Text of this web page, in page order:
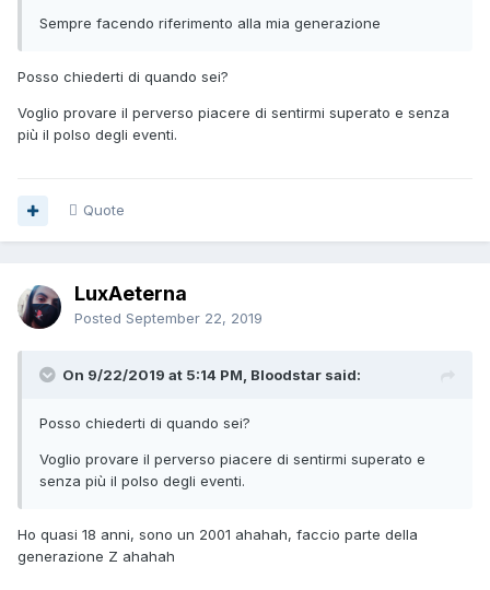
Sempre facendo riferimento alla mia generazione
Posso chiederti di quando sei?
Voglio provare il perverso piacere di sentirmi superato e senza
più il polso degli eventi.
Quote
LuxAeterna
Posted September 22, 2019
On 9/22/2019 at 5:14 PM, Bloodstar said:
Posso chiederti di quando sei?
Voglio provare il perverso piacere di sentirmi superato e
senza più il polso degli eventi.
Ho quasi 18 anni, sono un 2001 ahahah, faccio parte della
generazione Z ahahah